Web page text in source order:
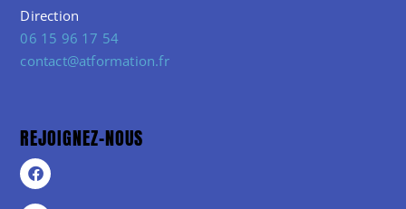
Direction
06 15 96 17 54
contact@atformation.fr
REJOIGNEZ-NOUS